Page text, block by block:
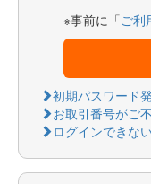
※事前に「 ご利
初期パスワード
お取引番号がご
ログインできな